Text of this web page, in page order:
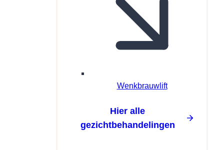
Wenkbrauwlift
Hier alle
gezichtbehandelingen